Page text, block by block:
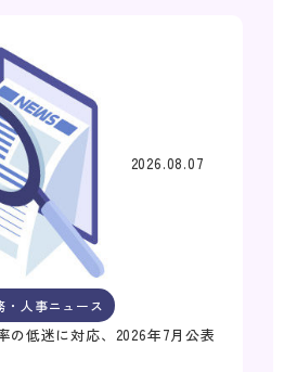
2026.08.07
・人事ニュース
の低迷に対応、2026年7月公表